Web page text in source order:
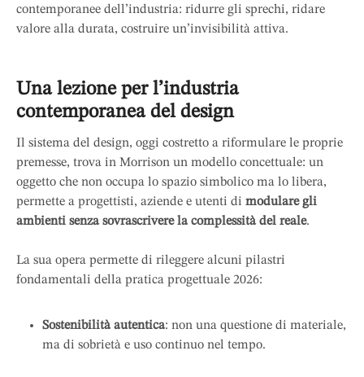
contemporanee dell’industria: ridurre gli sprechi, ridare
valore alla durata, costruire un’invisibilità attiva.
Una lezione per l’industria
contemporanea del design
Il sistema del design, oggi costretto a riformulare le proprie
premesse, trova in Morrison un modello concettuale: un
oggetto che non occupa lo spazio simbolico ma lo libera,
permette a progettisti, aziende e utenti di modulare gli
ambienti senza sovrascrivere la complessità del reale.
La sua opera permette di rileggere alcuni pilastri
fondamentali della pratica progettuale 2026:
Sostenibilità autentica: non una questione di materiale,
ma di sobrietà e uso continuo nel tempo.